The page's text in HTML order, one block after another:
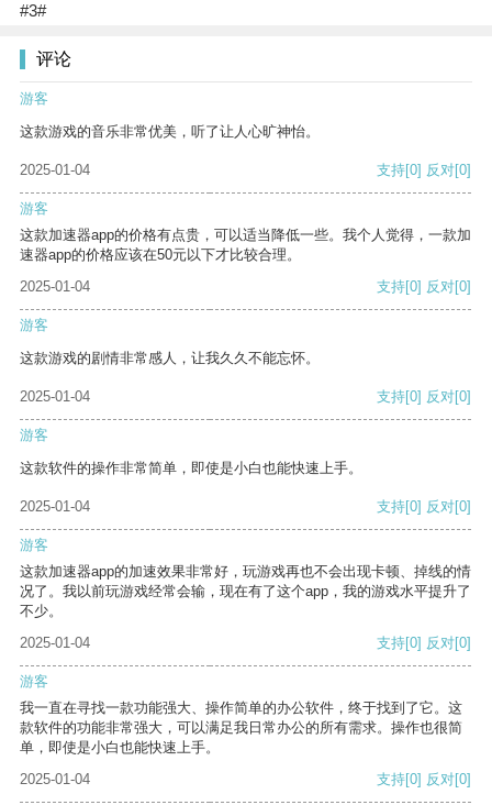
#3#
评论
游客
这款游戏的音乐非常优美，听了让人心旷神怡。
2025-01-04 支持[0] 反对[0]
游客
这款加速器app的价格有点贵，可以适当降低一些。我个人觉得，一款加
速器app的价格应该在50元以下才比较合理。
2025-01-04
支持[0] 反对[0]
游客
这款游戏的剧情非常感人，让我久久不能忘怀。
2025-01-04 支持[0] 反对[0]
游客
这款软件的操作非常简单，即使是小白也能快速上手。
2025-01-04 支持[0] 反对[0]
游客
这款加速器app的加速效果非常好，玩游戏再也不会出现卡顿、掉线的情
况了。我以前玩游戏经常会输，现在有了这个app，我的游戏水平提升了
不少。
2025-01-04
支持[0] 反对[0]
游客
我一直在寻找一款功能强大、操作简单的办公软件，终于找到了它。这
款软件的功能非常强大，可以满足我日常办公的所有需求。操作也很简
单，即使是小白也能快速上手。
2025-01-04
支持[0] 反对[0]